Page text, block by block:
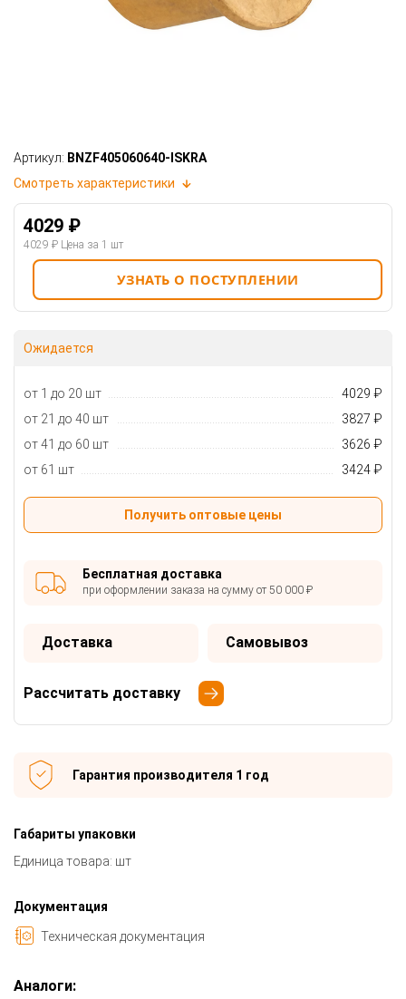
Артикул: BNZF405060640-ISKRA
Смотреть характеристики
4029 ₽
4029 ₽ Цена за 1 шт
УЗНАТЬ О ПОСТУПЛЕНИИ
Ожидается
от 1 до 20 шт
4029 ₽
от 21 до 40 шт
3827 ₽
от 41 до 60 шт
3626 ₽
от 61 шт
3424 ₽
Получить оптовые цены
Бесплатная доставка
при оформлении заказа на сумму от 50 000 ₽
Доставка Самовывоз
Рассчитать доставку
Гарантия производителя 1 год
Габариты упаковки
Единица товара: шт
Документация
Техническая документация
Аналоги: